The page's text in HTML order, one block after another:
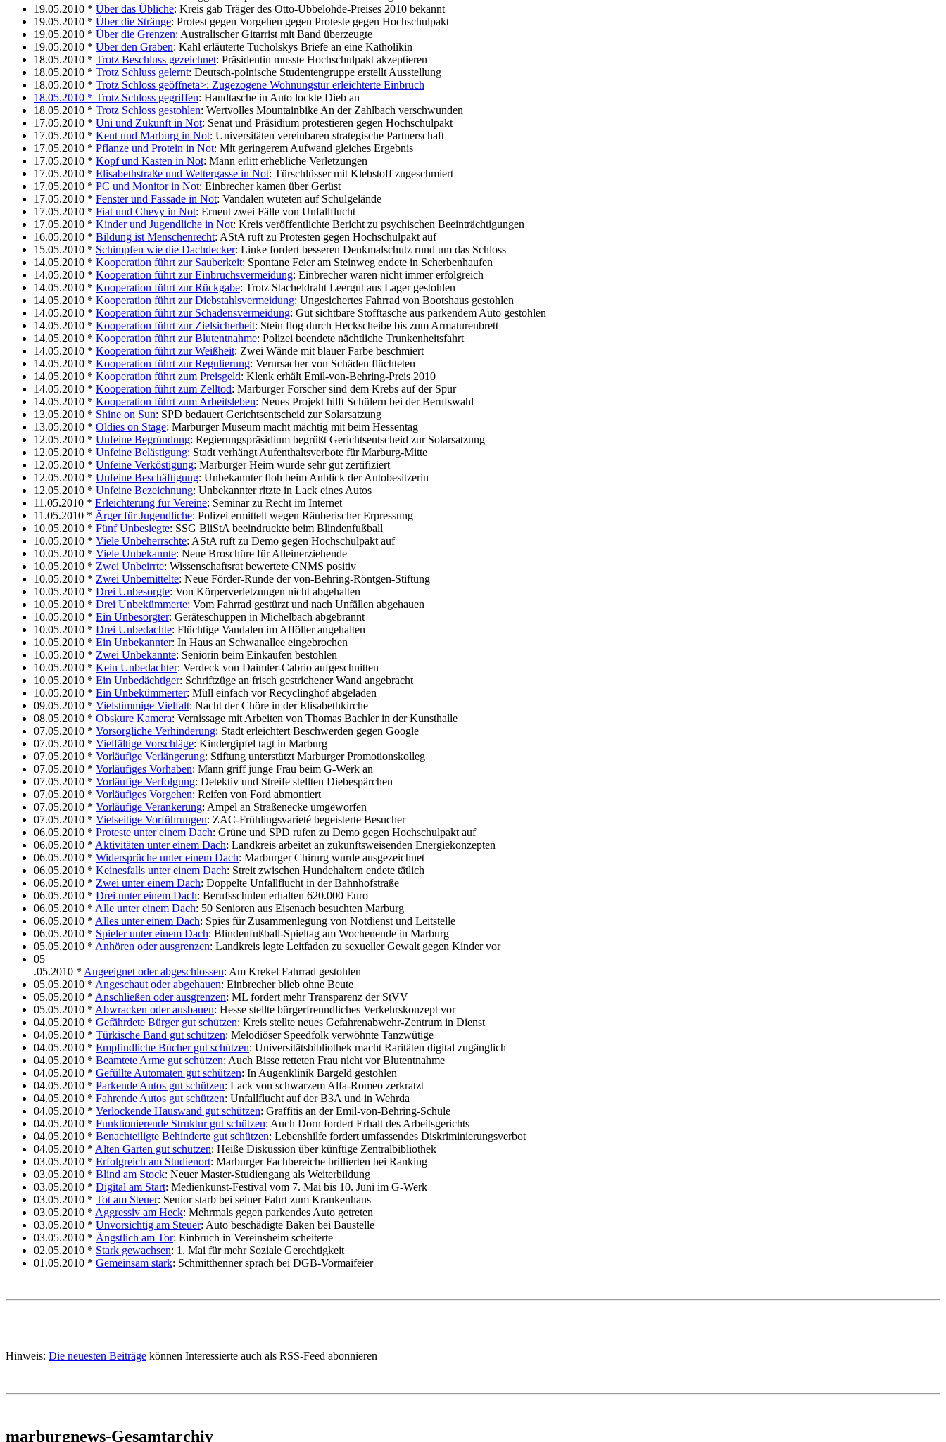
19.05.2010 * Über das Übliche: Kreis gab Träger des Otto-Ubbelohde-Preises 2010 bekannt
19.05.2010 * Über die Stränge: Protest gegen Vorgehen gegen Proteste gegen Hochschulpakt
19.05.2010 * Über die Grenzen: Australischer Gitarrist mit Band überzeugte
19.05.2010 * Über den Graben: Kahl erläuterte Tucholskys Briefe an eine Katholikin
18.05.2010 * Trotz Beschluss gezeichnet: Präsidentin musste Hochschulpakt akzeptieren
18.05.2010 * Trotz Schluss gelernt: Deutsch-polnische Studentengruppe erstellt Ausstellung
18.05.2010 * Trotz Schloss geöffneta>: Zugezogene Wohnungstür erleichterte Einbruch
18.05.2010 * Trotz Schloss gegriffen: Handtasche in Auto lockte Dieb an
18.05.2010 * Trotz Schloss gestohlen: Wertvolles Mountainbike An der Zahlbach verschwunden
17.05.2010 * Uni und Zukunft in Not: Senat und Präsidium protestieren gegen Hochschulpakt
17.05.2010 * Kent und Marburg in Not: Universitäten vereinbaren strategische Partnerschaft
17.05.2010 * Pflanze und Protein in Not: Mit geringerem Aufwand gleiches Ergebnis
17.05.2010 * Kopf und Kasten in Not: Mann erlitt erhebliche Verletzungen
17.05.2010 * Elisabethstraße und Wettergasse in Not: Türschlüsser mit Klebstoff zugeschmiert
17.05.2010 * PC und Monitor in Not: Einbrecher kamen über Gerüst
17.05.2010 * Fenster und Fassade in Not: Vandalen wüteten auf Schulgelände
17.05.2010 * Fiat und Chevy in Not: Erneut zwei Fälle von Unfallflucht
17.05.2010 * Kinder und Jugendliche in Not: Kreis veröffentlichte Bericht zu psychischen Beeinträchtigungen
16.05.2010 * Bildung ist Menschenrecht: AStA ruft zu Protesten gegen Hochschulpakt auf
15.05.2010 * Schimpfen wie die Dachdecker: Linke fordert besseren Denkmalschutz rund um das Schloss
14.05.2010 * Kooperation führt zur Sauberkeit: Spontane Feier am Steinweg endete in Scherbenhaufen
14.05.2010 * Kooperation führt zur Einbruchsvermeidung: Einbrecher waren nicht immer erfolgreich
14.05.2010 * Kooperation führt zur Rückgabe: Trotz Stacheldraht Leergut aus Lager gestohlen
14.05.2010 * Kooperation führt zur Diebstahlsvermeidung: Ungesichertes Fahrrad von Bootshaus gestohlen
14.05.2010 * Kooperation führt zur Schadensvermeidung: Gut sichtbare Stofftasche aus parkendem Auto gestohlen
14.05.2010 * Kooperation führt zur Zielsicherheit: Stein flog durch Heckscheibe bis zum Armaturenbrett
14.05.2010 * Kooperation führt zur Blutentnahme: Polizei beendete nächtliche Trunkenheitsfahrt
14.05.2010 * Kooperation führt zur Weißheit: Zwei Wände mit blauer Farbe beschmiert
14.05.2010 * Kooperation führt zur Regulierung: Verursacher von Schäden flüchteten
14.05.2010 * Kooperation führt zum Preisgeld: Klenk erhält Emil-von-Behring-Preis 2010
14.05.2010 * Kooperation führt zum Zelltod: Marburger Forscher sind dem Krebs auf der Spur
14.05.2010 * Kooperation führt zum Arbeitsleben: Neues Projekt hilft Schülern bei der Berufswahl
13.05.2010 * Shine on Sun: SPD bedauert Gerichtsentscheid zur Solarsatzung
13.05.2010 * Oldies on Stage: Marburger Museum macht mächtig mit beim Hessentag
12.05.2010 * Unfeine Begründung: Regierungspräsidium begrüßt Gerichtsentscheid zur Solarsatzung
12.05.2010 * Unfeine Belästigung: Stadt verhängt Aufenthaltsverbote für Marburg-Mitte
12.05.2010 * Unfeine Verköstigung: Marburger Heim wurde sehr gut zertifiziert
12.05.2010 * Unfeine Beschäftigung: Unbekannter floh beim Anblick der Autobesitzerin
12.05.2010 * Unfeine Bezeichnung: Unbekannter ritzte in Lack eines Autos
11.05.2010 * Erleichterung für Vereine: Seminar zu Recht im Internet
11.05.2010 * Ärger für Jugendliche: Polizei ermittelt wegen Räuberischer Erpressung
10.05.2010 * Fünf Unbesiegte: SSG BliStA beeindruckte beim Blindenfußball
10.05.2010 * Viele Unbeherrschte: AStA ruft zu Demo gegen Hochschulpakt auf
10.05.2010 * Viele Unbekannte: Neue Broschüre für Alleinerziehende
10.05.2010 * Zwei Unbeirrte: Wissenschaftsrat bewertete CNMS positiv
10.05.2010 * Zwei Unbemittelte: Neue Förder-Runde der von-Behring-Röntgen-Stiftung
10.05.2010 * Drei Unbesorgte: Von Körperverletzungen nicht abgehalten
10.05.2010 * Drei Unbekümmerte: Vom Fahrrad gestürzt und nach Unfällen abgehauen
10.05.2010 * Ein Unbesorgter: Geräteschuppen in Michelbach abgebrannt
10.05.2010 * Drei Unbedachte: Flüchtige Vandalen im Afföller angehalten
10.05.2010 * Ein Unbekannter: In Haus an Schwanallee eingebrochen
10.05.2010 * Zwei Unbekannte: Seniorin beim Einkaufen bestohlen
10.05.2010 * Kein Unbedachter: Verdeck von Daimler-Cabrio aufgeschnitten
10.05.2010 * Ein Unbedächtiger: Schriftzüge an frisch gestrichener Wand angebracht
10.05.2010 * Ein Unbekümmerter: Müll einfach vor Recyclinghof abgeladen
09.05.2010 * Vielstimmige Vielfalt: Nacht der Chöre in der Elisabethkirche
08.05.2010 * Obskure Kamera: Vernissage mit Arbeiten von Thomas Bachler in der Kunsthalle
07.05.2010 * Vorsorgliche Verhinderung: Stadt erleichtert Beschwerden gegen Google
07.05.2010 * Vielfältige Vorschläge: Kindergipfel tagt in Marburg
07.05.2010 * Vorläufige Verlängerung: Stiftung unterstützt Marburger Promotionskolleg
07.05.2010 * Vorläufiges Vorhaben: Mann griff junge Frau beim G-Werk an
07.05.2010 * Vorläufige Verfolgung: Detektiv und Streife stellten Diebespärchen
07.05.2010 * Vorläufiges Vorgehen: Reifen von Ford abmontiert
07.05.2010 * Vorläufige Verankerung: Ampel an Straßenecke umgeworfen
07.05.2010 * Vielseitige Vorführungen: ZAC-Frühlingsvarieté begeisterte Besucher
06.05.2010 * Proteste unter einem Dach: Grüne und SPD rufen zu Demo gegen Hochschulpakt auf
06.05.2010 * Aktivitäten unter einem Dach: Landkreis arbeitet an zukunftsweisenden Energiekonzepten
06.05.2010 * Widersprüche unter einem Dach: Marburger Chirurg wurde ausgezeichnet
06.05.2010 * Keinesfalls unter einem Dach: Streit zwischen Hundehaltern endete tätlich
06.05.2010 * Zwei unter einem Dach: Doppelte Unfallflucht in der Bahnhofstraße
06.05.2010 * Drei unter einem Dach: Berufsschulen erhalten 620.000 Euro
06.05.2010 * Alle unter einem Dach: 50 Senioren aus Eisenach besuchten Marburg
06.05.2010 * Alles unter einem Dach: Spies für Zusammenlegung von Notdienst und Leitstelle
06.05.2010 * Spieler unter einem Dach: Blindenfußball-Spieltag am Wochenende in Marburg
05.05.2010 * Anhören oder ausgrenzen: Landkreis legte Leitfaden zu sexueller Gewalt gegen Kinder vor
05
.05.2010 * Angeeignet oder abgeschlossen: Am Krekel Fahrrad gestohlen
05.05.2010 * Angeschaut oder abgehauen: Einbrecher blieb ohne Beute
05.05.2010 * Anschließen oder ausgrenzen: ML fordert mehr Transparenz der StVV
05.05.2010 * Abwracken oder ausbauen: Hesse stellte bürgerfreundliches Verkehrskonzept vor
04.05.2010 * Gefährdete Bürger gut schützen: Kreis stellte neues Gefahrenabwehr-Zentrum in Dienst
04.05.2010 * Türkische Band gut schützen: Melodiöser Speedfolk verwöhnte Tanzwütige
04.05.2010 * Empfindliche Bücher gut schützen: Universitätsbibliothek macht Raritäten digital zugänglich
04.05.2010 * Beamtete Arme gut schützen: Auch Bisse retteten Frau nicht vor Blutentnahme
04.05.2010 * Gefüllte Automaten gut schützen: In Augenklinik Bargeld gestohlen
04.05.2010 * Parkende Autos gut schützen: Lack von schwarzem Alfa-Romeo zerkratzt
04.05.2010 * Fahrende Autos gut schützen: Unfallflucht auf der B3A und in Wehrda
04.05.2010 * Verlockende Hauswand gut schützen: Graffitis an der Emil-von-Behring-Schule
04.05.2010 * Funktionierende Struktur gut schützen: Auch Dorn fordert Erhalt des Arbeitsgerichts
04.05.2010 * Benachteiligte Behinderte gut schützen: Lebenshilfe fordert umfassendes Diskriminierungsverbot
04.05.2010 * Alten Garten gut schützen: Heiße Diskussion über künftige Zentralbibliothek
03.05.2010 * Erfolgreich am Studienort: Marburger Fachbereiche brillierten bei Ranking
03.05.2010 * Blind am Stock: Neuer Master-Studiengang als Weiterbildung
03.05.2010 * Digital am Start: Medienkunst-Festival vom 7. Mai bis 10. Juni im G-Werk
03.05.2010 * Tot am Steuer: Senior starb bei seiner Fahrt zum Krankenhaus
03.05.2010 * Aggressiv am Heck: Mehrmals gegen parkendes Auto getreten
03.05.2010 * Unvorsichtig am Steuer: Auto beschädigte Baken bei Baustelle
03.05.2010 * Ängstlich am Tor: Einbruch in Vereinsheim scheiterte
02.05.2010 * Stark gewachsen: 1. Mai für mehr Soziale Gerechtigkeit
01.05.2010 * Gemeinsam stark: Schmitthenner sprach bei DGB-Vormaifeier
Hinweis: Die neuesten Beiträge können Interessierte auch als RSS-Feed abonnieren
marburgnews-Gesamtarchiv